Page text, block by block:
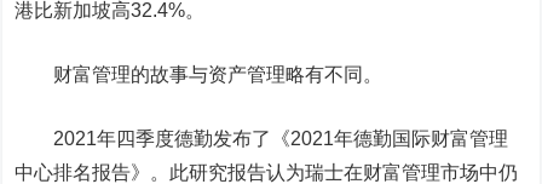
港比新加坡高32.4%。
财富管理的故事与资产管理略有不同。
2021年四季度德勤发布了《2021年德勤国际财富管理
中心排名报告》。此研究报告认为瑞士在财富管理市场中仍